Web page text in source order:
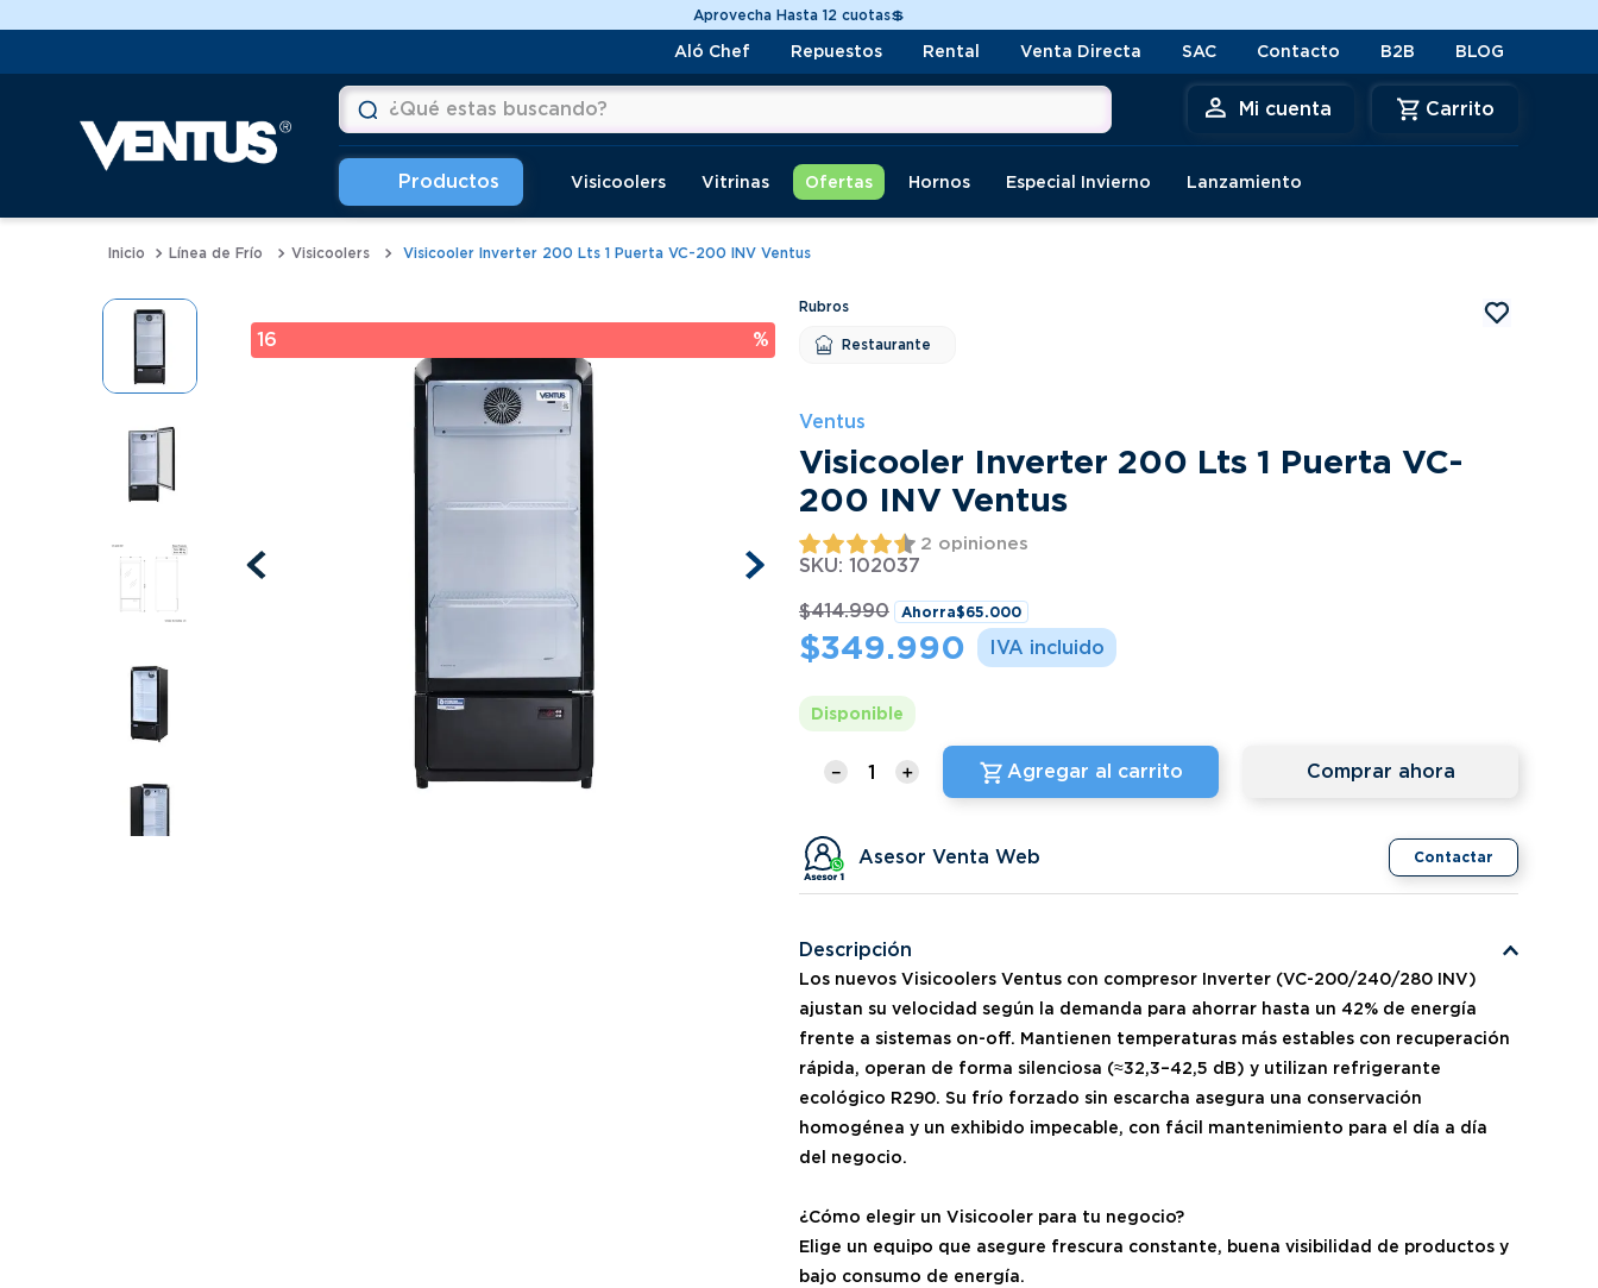
Despacho a todo Chile🚚
Aló Chef Repuestos Rental Venta Directa SAC Contacto B2B BLOG
¿Qué estas buscando?
Mi cuenta
Visicoolers Vitrinas Ofertas Hornos Especial Invierno Lanzamiento
Línea de Frío Visicoolers Visicooler Inverter 200 Lts 1 Puerta VC-200 INV Ventus
16 % Restaurante
Ventus
Visicooler Inverter 200 Lts 1 Puerta VC-
200 INV Ventus
2 opiniones
SKU: 102037
$414.990 Ahorra$65.000
$349.990
Disponible
＋
－ Agregar al carrito Comprar ahora
Asesor Venta Web Contactar
Descripción
Los nuevos Visicoolers Ventus con compresor Inverter (VC-200/240/280 INV)
ajustan su velocidad según la demanda para ahorrar hasta un 42% de energía
frente a sistemas on-off. Mantienen temperaturas más estables con recuperación
rápida, operan de forma silenciosa (≈32,3–42,5 dB) y utilizan refrigerante
ecológico R290. Su frío forzado sin escarcha asegura una conservación
homogénea y un exhibido impecable, con fácil mantenimiento para el día a día
del negocio.
¿Cómo elegir un Visicooler para tu negocio?
Elige un equipo que asegure frescura constante, buena visibilidad de productos y
bajo consumo de energía.
Términos más buscados
4.
freidoras
pastelera
meson